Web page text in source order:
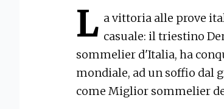
L a vittoria alle prove
casuale: il triestino
sommelier d'Italia, ha
mondiale, ad un soffio dal
come Miglior sommelier